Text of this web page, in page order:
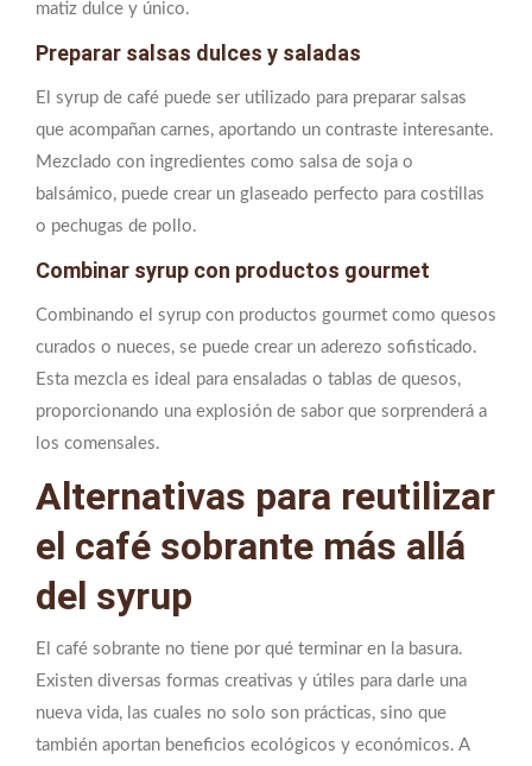
matiz dulce y único.
Preparar salsas dulces y saladas
El syrup de café puede ser utilizado para preparar salsas
que acompañan carnes, aportando un contraste interesante.
Mezclado con ingredientes como salsa de soja o
balsámico, puede crear un glaseado perfecto para costillas
o pechugas de pollo.
Combinar syrup con productos gourmet
Combinando el syrup con productos gourmet como quesos
curados o nueces, se puede crear un aderezo sofisticado.
Esta mezcla es ideal para ensaladas o tablas de quesos,
proporcionando una explosión de sabor que sorprenderá a
los comensales.
Alternativas para reutilizar
el café sobrante más allá
del syrup
El café sobrante no tiene por qué terminar en la basura.
Existen diversas formas creativas y útiles para darle una
nueva vida, las cuales no solo son prácticas, sino que
también aportan beneficios ecológicos y económicos. A